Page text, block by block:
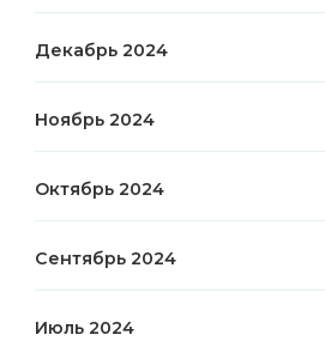
Декабрь 2024
Ноябрь 2024
Октябрь 2024
Сентябрь 2024
Июль 2024